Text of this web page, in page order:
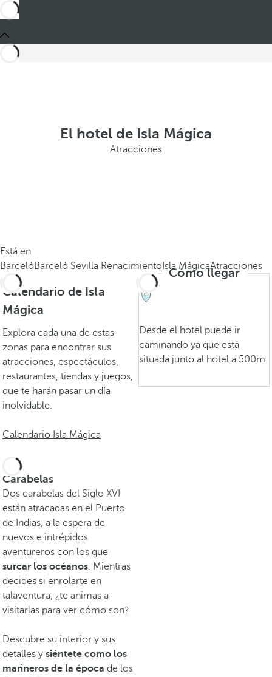
El hotel de Isla Mágica
Atracciones
Está en
BarcelóBarceló Sevilla Renacimiento Isla MágicaAtracciones
Calendario de Isla
Mágica
Explora cada una de estas
zonas para encontrar sus
atracciones, espectáculos,
restaurantes, tiendas y juegos,
que te harán pasar un día
inolvidable.
Calendario Isla Mágica
Carabelas
Dos carabelas del Siglo XVI
están atracadas en el Puerto
de Indias, a la espera de
nuevos e intrépidos
aventureros con los que
surcar los océanos. Mientras
decides si enrolarte en
talaventura, ¿te animas a
visitarlas para ver cómo son?
Descubre su interior y sus
detalles y siéntete como los
marineros de la época de los
Cómo llegar
Desde el hotel puede ir
caminando ya que está
situada junto al hotel a 500m.